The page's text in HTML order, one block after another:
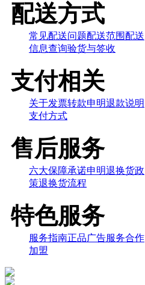
配送方式
常见配送问题配送范围配送
信息查询验货与签收
支付相关
关于发票转款申明退款说明
支付方式
售后服务
六大保障承诺申明退换货政
策退换货流程
特色服务
服务指南正品广告服务合作
加盟